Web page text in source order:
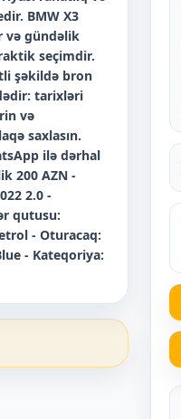
BMW X3
və gündəlik
seçimdir.
şəkildə bron
tarixləri
və
saxlasın.
ilə dərhal
200 AZN -
2.0 -
qutusu:
- Oturacaq:
- Kateqoriya: